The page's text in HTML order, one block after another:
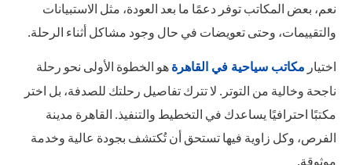
نعم، بعض المكاتب توفر دعمًا ما بعد العودة، مثل الاستبيانات
والتقييمات، وحتى تعويضات في حال وجود مشاكل أثناء الرحلة.
اختيار مكاتب سياحية في القاهرة هو الخطوة الأولى نحو رحلة
ناجحة وخالية من التوتر. لا تترك تفاصيل رحلتك للصدفة، بل اختر
مكتبًا احترافيًا يساعدك في التخطيط والتنفيذ. القاهرة مدينة
الفرص، وكل زاوية فيها تستحق أن تُكتشف بجودة عالية وخدمة
موثوقة.